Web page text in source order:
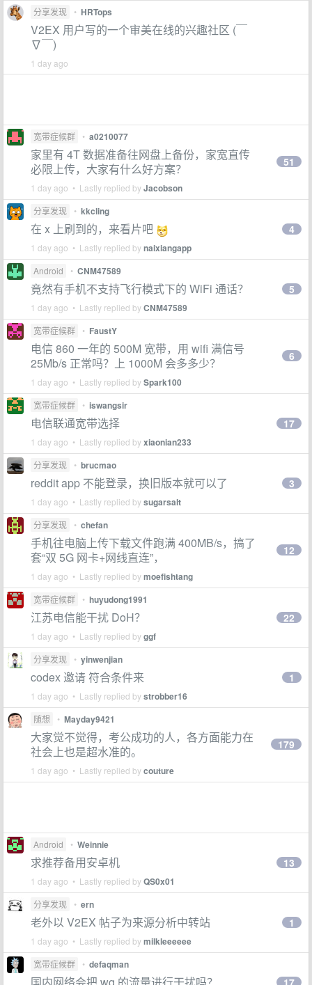
分享发现 • HRTops
V2EX 用户写的一个审美在线的兴趣社区 (￣
∇￣)
1 day ago
宽带症候群 • a0210077
家里有 4T 数据准备往网盘上备份，家宽直传
必限上传，大家有什么好方案？
1 day ago • Lastly replied byJacobson
51
分享发现 • kkcling
在 x 上刷到的，来看片吧
1 day ago • Lastly replied bynaixiangapp
4
Android • CNM47589
竟然有手机不支持飞行模式下的 WiFi 通话？
1 day ago • Lastly replied byCNM47589
5
宽带症候群 • FaustY
电信 860 一年的 500M 宽带，用 wifi 满信号
25Mb/s 正常吗？上 1000M 会多多少？
1 day ago • Lastly replied bySpark100
6
宽带症候群 • iswangsir
电信联通宽带选择
1 day ago • Lastly replied byxiaonian233
17
分享发现 • brucmao
reddit app 不能登录，换旧版本就可以了
1 day ago • Lastly replied bysugarsalt
3
分享发现 • chefan
手机往电脑上传下载文件跑满 400MB/s，搞了
套“双 5G 网卡+网线直连”，
1 day ago • Lastly replied bymoefishtang
12
宽带症候群 • huyudong1991
江苏电信能干扰 DoH？
1 day ago • Lastly replied byggf
22
分享发现 • yinwenjian
codex 邀请 符合条件来
1 day ago • Lastly replied bystrobber16
1
随想 • Mayday9421
大家觉不觉得，考公成功的人，各方面能力在
社会上也是超水准的。
1 day ago • Lastly replied bycouture
179
Android • Weinnie
求推荐备用安卓机
1 day ago • Lastly replied byQS0x01
13
分享发现 • ern
老外以 V2EX 帖子为来源分析中转站
1 day ago • Lastly replied bymilkleeeeee
1
宽带症候群 • defaqman
17